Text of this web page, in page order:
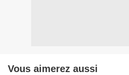
Vous aimerez aussi